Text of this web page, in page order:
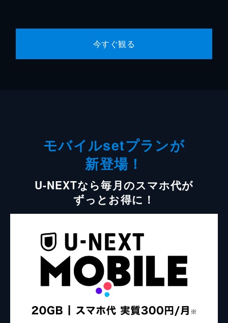
今すぐ観る
モバイルsetプランが
新登場！
U-NEXTなら毎月のスマホ代が
ずっとお得に！